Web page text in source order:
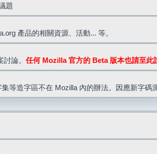
題
產品的相關資源、活動... 等。
論。 任何 Mozilla 官方的 Beta 版本也請至此
等造字區不在 Mozilla 內的辦法。因應新字碼